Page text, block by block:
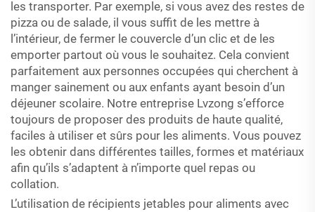
les transporter. Par exemple, si vous avez des restes de
pizza ou de salade, il vous suffit de les mettre à
l’intérieur, de fermer le couvercle d’un clic et de les
emporter partout où vous le souhaitez. Cela convient
parfaitement aux personnes occupées qui cherchent à
manger sainement ou aux enfants ayant besoin d’un
déjeuner scolaire. Notre entreprise Lvzong s’efforce
toujours de proposer des produits de haute qualité,
faciles à utiliser et sûrs pour les aliments. Vous pouvez
les obtenir dans différentes tailles, formes et matériaux
afin qu’ils s’adaptent à n’importe quel repas ou
collation.
L’utilisation de récipients jetables pour aliments avec